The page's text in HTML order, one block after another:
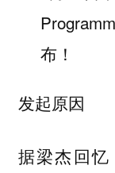
布！
发起原因
据梁杰回